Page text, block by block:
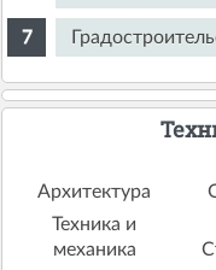
Архитектура
Техника и
механика